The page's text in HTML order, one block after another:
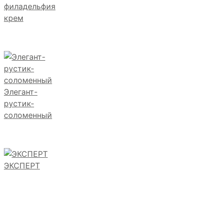
филадельфия
крем
Элегант-
рустик-
соломенный
ЭКСПЕРТ